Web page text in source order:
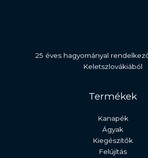
25 éves hagyományal
Keletszlovákiából
Termékek
Kanapék
Ágyak
Kiegészítők
Felújítás